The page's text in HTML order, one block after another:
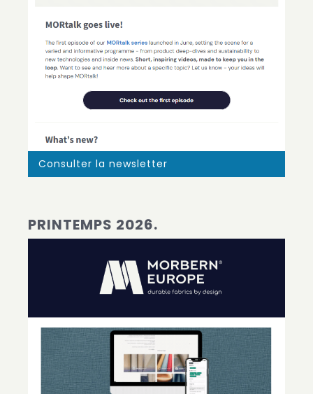
Consulter la newsletter
PRINTEMPS 2026.